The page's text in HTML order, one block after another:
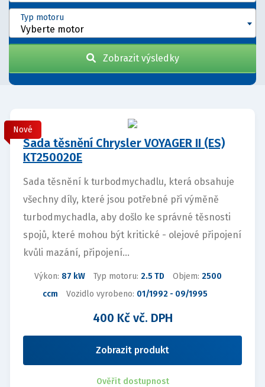
Vyberte motor
Typ motoru
Zobrazit výsledky
Nové
Sada těsnění Chrysler VOYAGER II (ES)
KT250020E
Sada těsnění k turbodmychadlu, která obsahuje
všechny díly, které jsou potřebné při výměně
turbodmychadla, aby došlo ke správné těsnosti
spojů, které mohou být kritické - olejové připojení
kvůli mazání, připojení...
Výkon: 87 kW Typ motoru: 2.5 TD Objem: 2500
ccm
Vozidlo vyrobeno: 01/1992 - 09/1995
400 Kč vč. DPH
Zobrazit produkt
Ověřit dostupnost